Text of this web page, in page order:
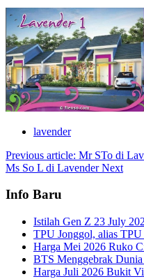
lavender
Previous article: Mr STo di
Ms So L di LavenderNext
Info Baru
Istilah Gen Z 23 July
TPU Jonggol, alias
Harga Mei 2026 Ruko
BTS Menggebrak Dunia
Harga Juli 2026 Bukit